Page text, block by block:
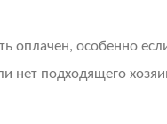
оплачен, особенно
нет подходящего